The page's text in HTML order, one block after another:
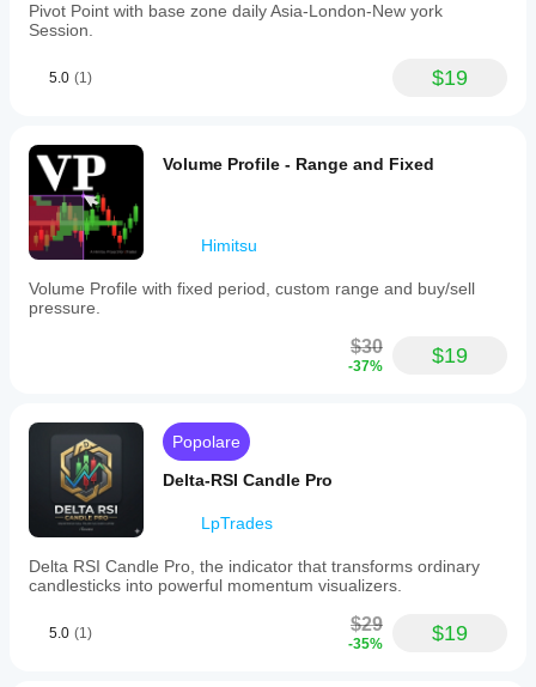
Pivot Point with base zone daily Asia-London-New york
Session.
5.0 (1) $19
Volume Profile - Range and Fixed
Himitsu
Volume Profile with fixed period, custom range and buy/sell
pressure.
$30
-37% $19
Popolare
Delta-RSI Candle Pro
LpTrades
Delta RSI Candle Pro, the indicator that transforms ordinary
candlesticks into powerful momentum visualizers.
5.0 (1) $29
-35% $19